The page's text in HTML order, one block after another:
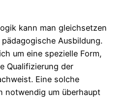
kann man gleichsetzen
Ausbildung.
um eine spezielle Form,
Qualifizierung der
Eine solche
notwendig um überhaupt